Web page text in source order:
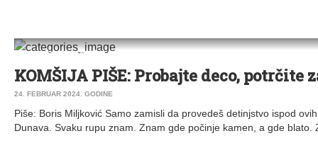
DRUŠTVO KOMŠIJA PIŠE
KOMŠIJA PIŠE: Probajte deco, potrčite
24. FEBRUAR 2024. GODINE
Piše: Boris Miljković Samo zamisli da provedeš detinjstvo ispod
Dunava. Svaku rupu znam. Znam gde počinje kamen, a gde